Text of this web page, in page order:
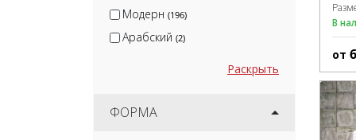
Модерн (196)
Арабский (2)
Раскрыть
ФОРМА
В
от